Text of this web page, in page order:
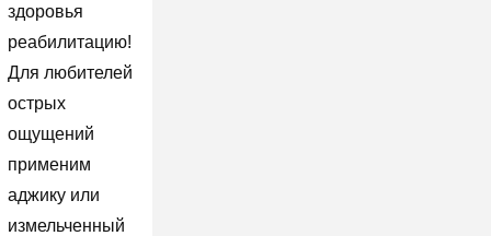
здоровья
реабилитацию!
Для любителей
острых
ощущений
применим
аджику или
измельченный